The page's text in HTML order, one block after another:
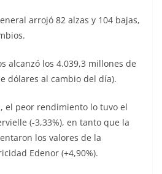
arrojó 82 alzas y 104 bajas,
alcanzó los 4.039,3 millones de
dólares al cambio del día).
el peor rendimiento lo tuvo el
(-3,33%), en tanto que la
los valores de la
Edenor (+4,90%).